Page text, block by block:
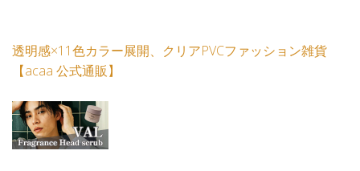
透明感×11色カラー展開、クリアPVCファッション雑貨
【acaa 公式通販】